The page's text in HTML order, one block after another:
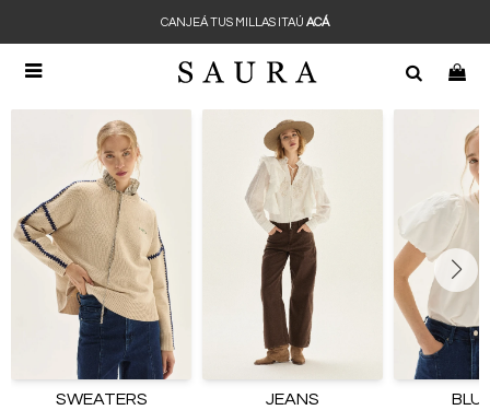

CANJEÁ TUS MILLAS ITAÚ ACÁ
SWEATERS JEANS